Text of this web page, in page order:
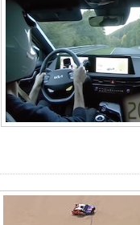
シカ「全部喰った」 祭り中止
お騒がせグラドル小倉ゆうかが
ガチの釣り初心者なんやが、
井上晴美、乳首ヘアヌードや
【Xの車窓から】オービスか
【衝撃】「かわいい虫」ラン
【画像】 テレ朝の気象予報士